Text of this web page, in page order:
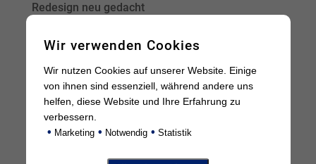
Redesign neu gedacht
Displayschutzfolien
Neueste Kommentare
Wir verwenden Cookies
Wir nutzen Cookies auf unserer Website. Einige
von ihnen sind essenziell, während andere uns
helfen, diese Website und Ihre Erfahrung zu
verbessern.
• Marketing • Notwendig • Statistik